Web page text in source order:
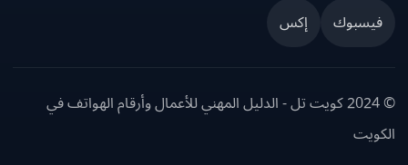
إكس
© 2024 كويت تل - الدليل المهني للأعمال وأرقام الهواتف في